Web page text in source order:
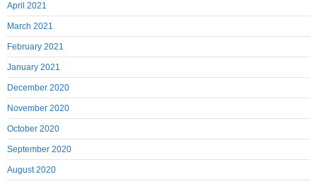
April 2021
March 2021
February 2021
January 2021
December 2020
November 2020
October 2020
September 2020
August 2020